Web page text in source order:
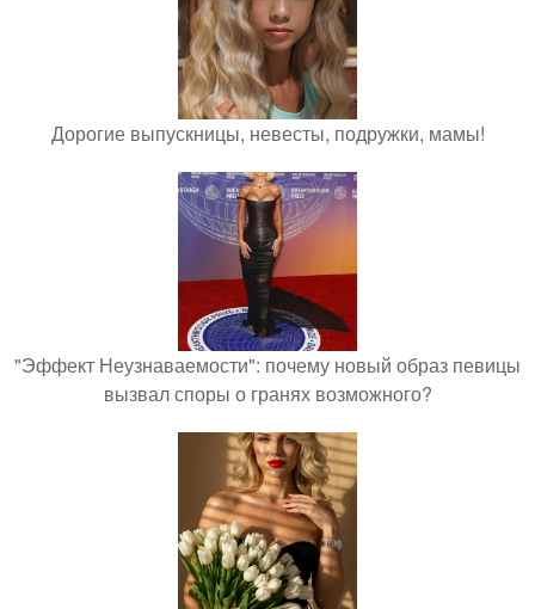
Дорогие выпускницы, невесты, подружки, мамы!
"Эффект Неузнаваемости": почему новый образ певицы
вызвал споры о гранях возможного?